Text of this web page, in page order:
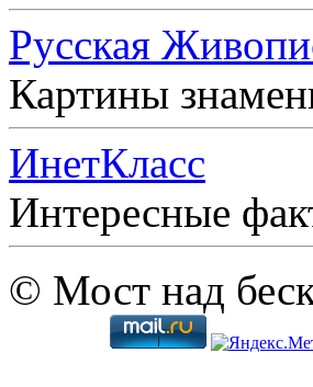
Русская
Картины
ИнетКласс
Интересные
© Мост над